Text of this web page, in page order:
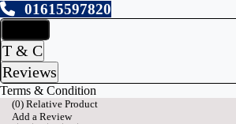
01615597820
T & C
Reviews
Terms & Condition
(0) Relative Product
Add a Review